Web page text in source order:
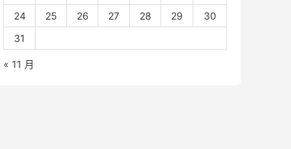
24
25 26 27 28 29
30
31
« 11 月